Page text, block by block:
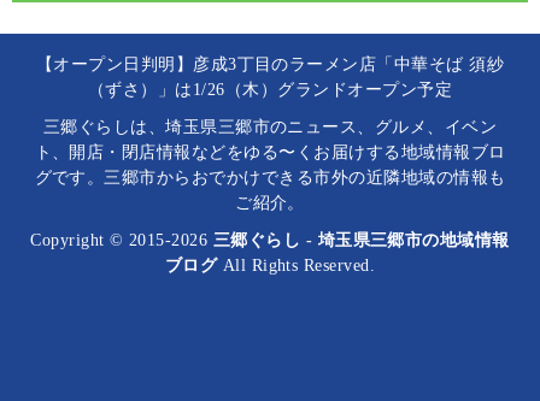
【オープン日判明】彦成3丁目のラーメン店「中華そば 須紗
（ずさ）」は1/26（木）グランドオープン予定
三郷ぐらしは、埼玉県三郷市のニュース、グルメ、イベン
ト、開店・閉店情報などをゆる〜くお届けする地域情報ブロ
グです。三郷市からおでかけできる市外の近隣地域の情報も
ご紹介。
Copyright © 2015-2026 三郷ぐらし - 埼玉県三郷市の地域情報
ブログAll Rights Reserved.